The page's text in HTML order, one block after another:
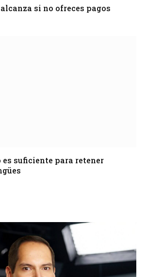
si no ofreces pagos
suficiente para retener